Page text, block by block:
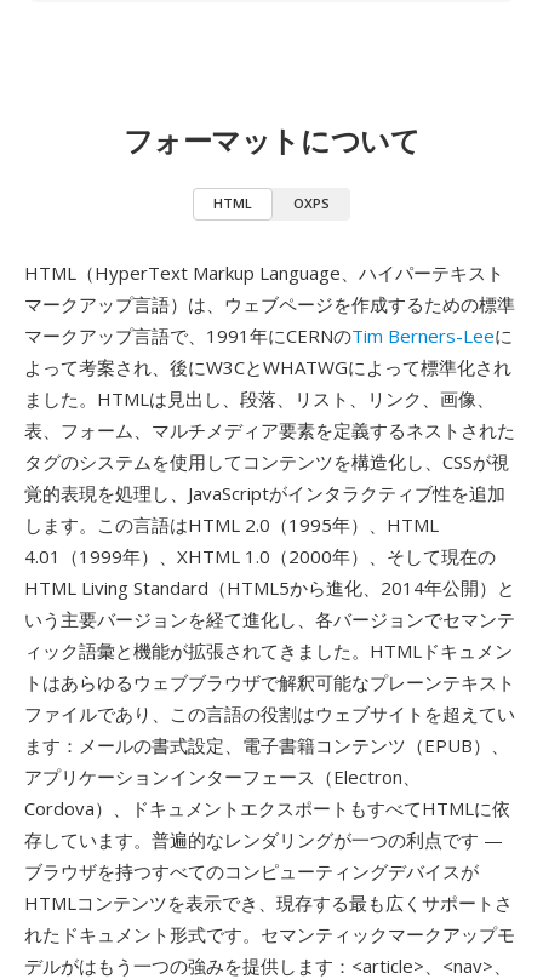
フォーマットについて
HTML OXPS
HTML（HyperText Markup Language、ハイパーテキスト
マークアップ言語）は、ウェブページを作成するための標準
マークアップ言語で、1991年にCERNのTim Berners-Leeに
よって考案され、後にW3CとWHATWGによって標準化され
ました。HTMLは見出し、段落、リスト、リンク、画像、
表、フォーム、マルチメディア要素を定義するネストされた
タグのシステムを使用してコンテンツを構造化し、CSSが視
覚的表現を処理し、JavaScriptがインタラクティブ性を追加
します。この言語はHTML 2.0（1995年）、HTML
4.01（1999年）、XHTML 1.0（2000年）、そして現在の
HTML Living Standard（HTML5から進化、2014年公開）と
いう主要バージョンを経て進化し、各バージョンでセマンテ
ィック語彙と機能が拡張されてきました。HTMLドキュメン
トはあらゆるウェブブラウザで解釈可能なプレーンテキスト
ファイルであり、この言語の役割はウェブサイトを超えてい
ます：メールの書式設定、電子書籍コンテンツ（EPUB）、
アプリケーションインターフェース（Electron、
Cordova）、ドキュメントエクスポートもすべてHTMLに依
存しています。普遍的なレンダリングが一つの利点です —
ブラウザを持つすべてのコンピューティングデバイスが
HTMLコンテンツを表示でき、現存する最も広くサポートさ
れたドキュメント形式です。セマンティックマークアップモ
デルがはもう一つの強みを提供します：<article>、<nav>、